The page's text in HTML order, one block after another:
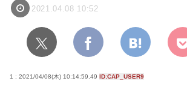
2021.04.08 10:52
1 : 2021/04/08(木) 10:14:59.49 ID:CAP_USER9